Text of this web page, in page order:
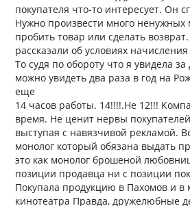
покупателя что-то интересует. Он
Нужно произвести много
пробить товар или сделать
рассказали об условиях
То судя по обороту что я увидела
можно увидеть два раза в год на
еще
14 часов работы. 14!!!!.Не 12!!!
время. Не ценит нервы
выступая с навязчивой рекламой.
монолог который обязана выдать
это как монолог брошеной
позиции продавца ни с позиции
Покупала продукцию в Пахомов и в
кинотеатра Правда, дружелюбные